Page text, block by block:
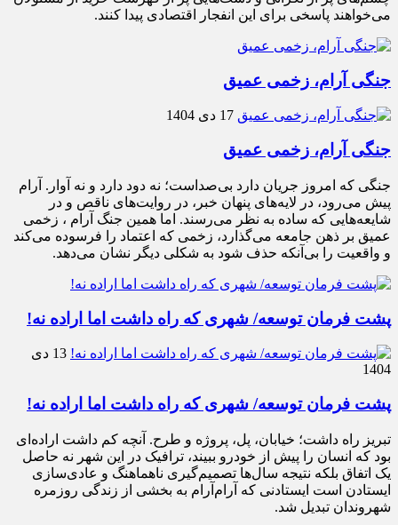
می‌خواهند پاسخی برای این انفجار اقتصادی پیدا کنند.
جنگی آرام، زخمی عمیق
17 دی 1404
جنگی آرام، زخمی عمیق
جنگی که امروز جریان دارد بی‌صداست؛ نه دود دارد و نه آوار. آرام
پیش می‌رود، در لایه‌های پنهان خبر، در روایت‌های ناقص و در
شایعه‌هایی که ساده به نظر می‌رسند. اما همین جنگ آرام ، زخمی
عمیق بر ذهن جامعه می‌گذارد، زخمی که اعتماد را فرسوده می‌کند
و واقعیت را بی‌آنکه حذف شود به شکلی دیگر نشان می‌دهد.
پشت فرمان توسعه/ شهری که راه داشت اما اراده نه!
13 دی
1404
پشت فرمان توسعه/ شهری که راه داشت اما اراده نه!
تبریز راه داشت؛ خیابان، پل، پروژه و طرح. آنچه کم داشت اراده‌ای
بود که انسان را پیش از خودرو ببیند، ترافیک در این شهر نه حاصل
یک اتفاق بلکه نتیجه سال‌ها تصمیم‌گیری ناهماهنگ و عادی‌سازی
ایستادن است ایستادنی که آرام‌آرام به بخشی از زندگی روزمره
شهروندان تبدیل شد.